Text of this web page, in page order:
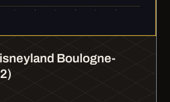
Boulogne-